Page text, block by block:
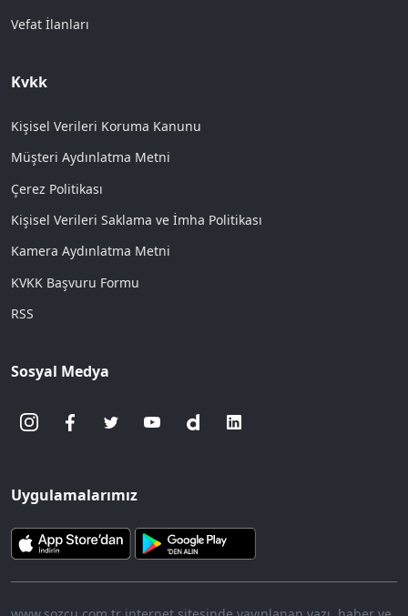
Vefat İlanları
Kvkk
Kişisel Verileri Koruma Kanunu
Müşteri Aydınlatma Metni
Çerez Politikası
Kişisel Verileri Saklama ve İmha Politikası
Kamera Aydınlatma Metni
KVKK Başvuru Formu
RSS
Sosyal Medya
Uygulamalarımız